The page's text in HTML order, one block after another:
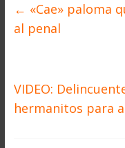
← «Cae» paloma
al penal
VIDEO:
hermanitos para